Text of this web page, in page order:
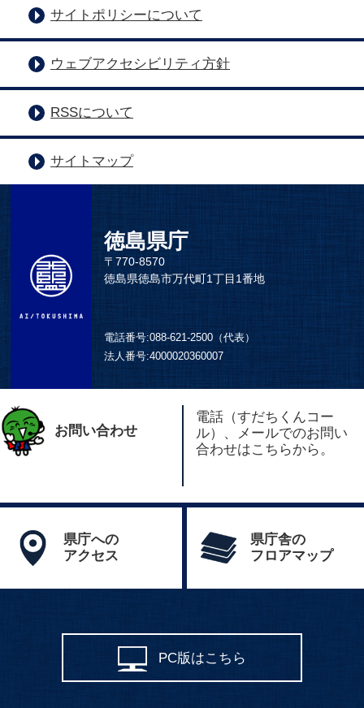
サイトポリシーについて
ウェブアクセシビリティ方針
RSSについて
サイトマップ
徳島県庁
〒770-8570
徳島県徳島市万代町1丁目1番地
電話番号:088-621-2500（代表）
法人番号:4000020360007
お問い合わせ
電話（すだちくんコー
ル）、メールでのお問い
合わせはこちらから。
県庁への
アクセス
県庁舎の
フロアマップ
PC版はこちら